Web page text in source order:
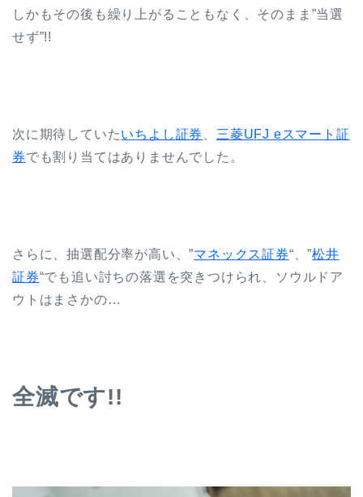
しかもその後も繰り上がることもなく、そのまま”当選
せず”!!
次に期待していたいちよし証券
三菱UFJ eスマート証
券でも割り当てはありませんでした。
さらに、抽選配分率が高い、”マネックス証券“、”松井
証券“でも追い討ちの落選を突きつけられ、ソウルドア
ウトはまさかの…
全滅です!!